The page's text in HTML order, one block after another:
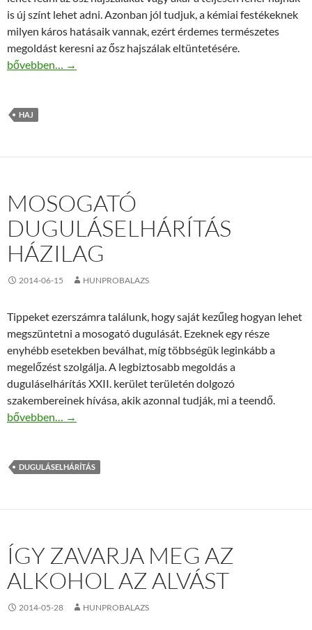
is új színt lehet adni. Azonban jól tudjuk, a kémiai festékeknek
milyen káros hatásaik vannak, ezért érdemes természetes
megoldást keresni az ősz hajszálak eltüntetésére.
Hajfestékek helyett tüntesd el az ősz hajszálakat természetesen!
bővebben… →
HAJ
MOSOGATÓ
DUGULÁSELHÁRÍTÁS
HÁZILAG
2014-06-15 HUNPROBALAZS
Tippeket ezerszámra találunk, hogy saját kezűleg hogyan lehet
megszüntetni a mosogató dugulását. Ezeknek egy része
enyhébb esetekben beválhat, míg többségük leginkább a
megelőzést szolgálja. A legbiztosabb megoldás a
duguláselhárítás XXII. kerület területén dolgozó
szakembereinek hívása, akik azonnal tudják, mi a teendő.
Mosogató duguláselhárítás házilag
bővebben… →
DUGULÁSELHÁRÍTÁS
ÍGY ZAVARJA MEG AZ
ALKOHOL AZ ALVÁST
2014-05-28 HUNPROBALAZS